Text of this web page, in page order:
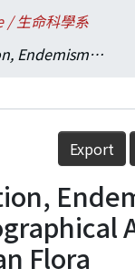
/ 生命科學系
Composition, Endemism and Phytogeographical Affinities of the Taiwan Flora
Details
Export
Flora